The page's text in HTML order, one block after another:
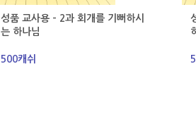
성품 교사용 - 2과 회개를 기뻐하시
는 하나님
500캐쉬